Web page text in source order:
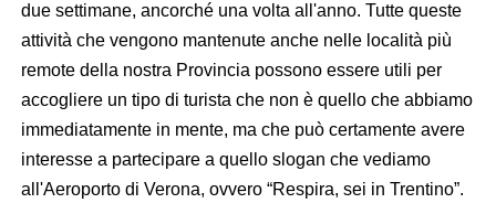
due settimane, ancorché una volta all'anno. Tutte queste
attività che vengono mantenute anche nelle località più
remote della nostra Provincia possono essere utili per
accogliere un tipo di turista che non è quello che abbiamo
immediatamente in mente, ma che può certamente avere
interesse a partecipare a quello slogan che vediamo
all'Aeroporto di Verona, ovvero “Respira, sei in Trentino”.